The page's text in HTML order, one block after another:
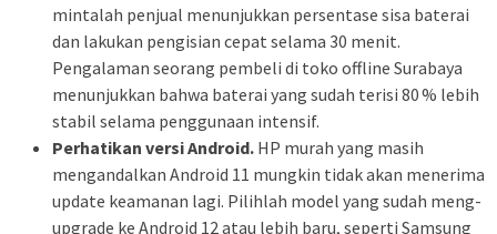
mintalah penjual menunjukkan persentase sisa baterai
dan lakukan pengisian cepat selama 30 menit.
Pengalaman seorang pembeli di toko offline Surabaya
menunjukkan bahwa baterai yang sudah terisi 80 % lebih
stabil selama penggunaan intensif.
Perhatikan versi Android. HP murah yang masih
mengandalkan Android 11 mungkin tidak akan menerima
update keamanan lagi. Pilihlah model yang sudah meng-
upgrade ke Android 12 atau lebih baru, seperti Samsung